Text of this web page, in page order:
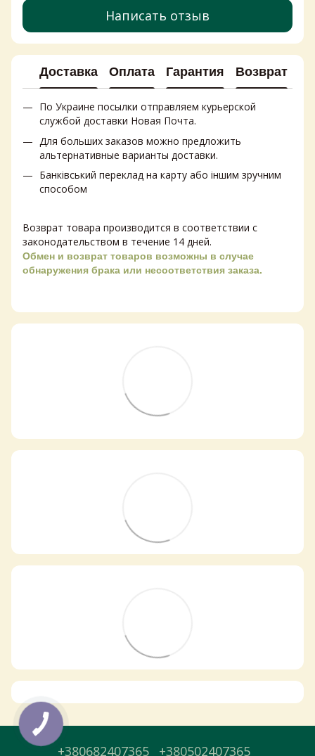
Написать отзыв
Доставка Оплата Гарантия Возврат
По Украине посылки отправляем курьерской
службой доставки Новая Почта.
Для больших заказов можно предложить
альтернативные варианты доставки.
Банківський переклад на карту або іншим зручним
способом
Возврат товара производится в соответствии с
законодательством в течение 14 дней.
Обмен и возврат товаров возможны в случае
обнаружения брака или несоответствия заказа.
+380682407365 +380502407365
безкоштовно
магазин і забрати у зручний час 💚
Перейти до оформлення
День доставки обираєте під час оформлення.